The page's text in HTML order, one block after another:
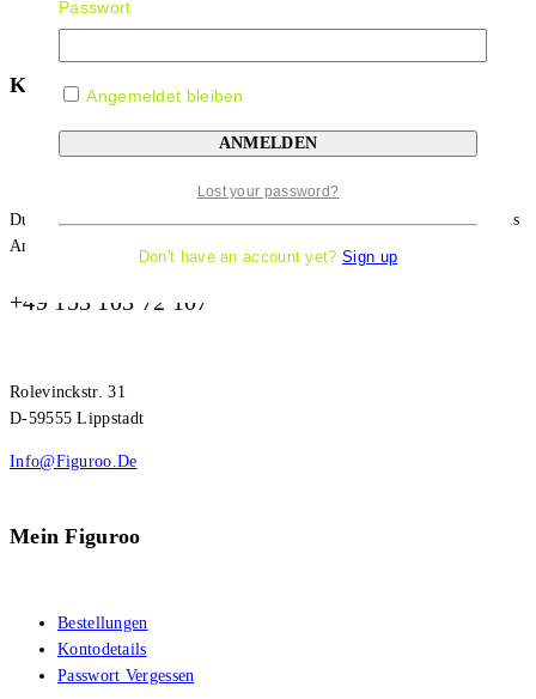
Kontakt Information
Du Hast Eine Frage Oder Brauchst Ein Individuelles Angebot? Ruf Uns
An!
+49 153 103 72 107
Rolevinckstr. 31
D-59555 Lippstadt
Info@figuroo.de
Mein Figuroo
Bestellungen
Kontodetails
Passwort Vergessen
Passwort
Angemeldet bleiben
Lost your password?
Don't have an account yet? Sign up